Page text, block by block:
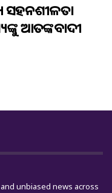
ସହନଶୀଳତା
ଆତଙ୍କବାଦୀ
unbiased news across